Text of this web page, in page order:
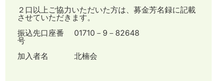
２口以上ご協力いただいた方は、募金芳名録に記載
させていただきます。
振込先口座番
号
01710－9－82648
加入者名 北楠会